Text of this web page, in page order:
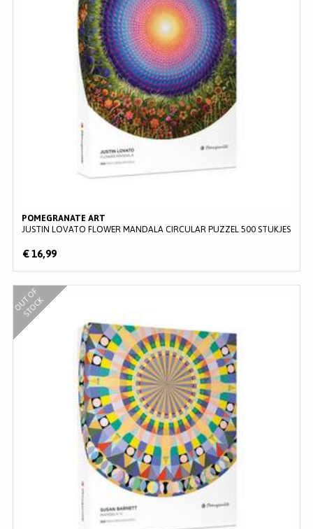
POMEGRANATE ART
JUSTIN LOVATO FLOWER MANDALA CIRCULAR PUZZEL 500 STUKJES
€ 16,99
O
U
T
O
F
S
T
O
C
K